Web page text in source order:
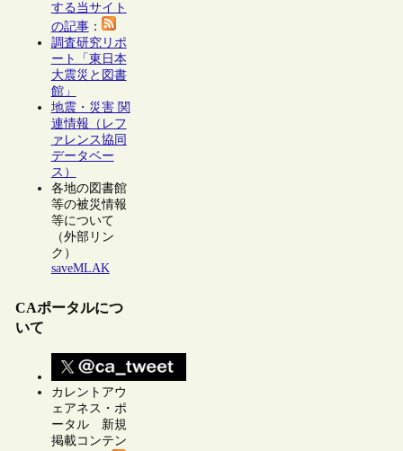
する当サイト
の記事：
調査研究リポ
ート「東日本
大震災と図書
館」
地震・災害 関
連情報（レフ
ァレンス協同
データベー
ス）
各地の図書館
等の被災情報
等について
（外部リン
ク）
saveMLAK
CAポータルにつ
いて
カレントアウ
ェアネス・ポ
ータル 新規
掲載コンテン